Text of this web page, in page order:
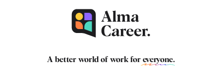
A better world of work for everyone.